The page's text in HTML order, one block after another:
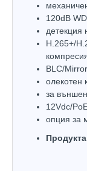
120dB
детекция
H.265+/
BLC/
олекотен
за
12Vdc/
опция за